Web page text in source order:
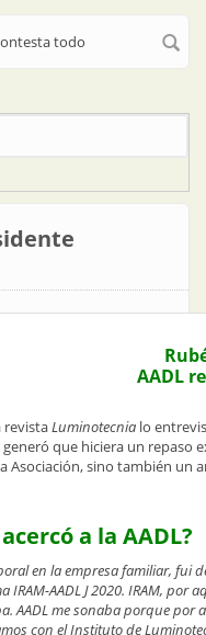
todo
AADL
revistaLuminotecnia lo
que hiciera un
Asociación, sino también
a la AADL?
en la empresa familiar, fui
AADL J 2020. IRAM,
AADL me sonaba porque
con el Instituto de